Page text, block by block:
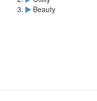
Beauty